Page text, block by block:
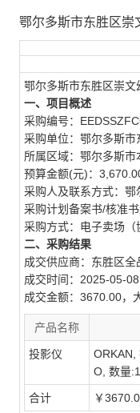
鄂尔多斯市东胜区崇
鄂尔多斯市东胜区崇
一、项目概述
采购编号：
采购单位：鄂尔多斯市
所属区域：鄂尔多斯市
预算金额(元)：
采购人及联系方式：
采购计划备案书/核准
采购方式：电子卖场（
二、采购结果
成交供应商：东胜区
成交时间：2025-05-
成交金额：3670.00，
产品名称
投影仪
ORKAN,
O, 数量
合计 ￥